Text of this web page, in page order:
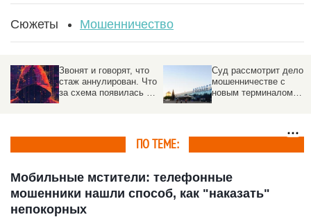
Сюжеты Мошенничество
Звонят и говорят, что
стаж аннулирован. Что
за схема появилась в
Суд рассмотрит дело о
мошенничестве с
новым терминалом
ПО ТЕМЕ:
Мобильные мстители: телефонные
мошенники нашли способ, как "наказать"
непокорных